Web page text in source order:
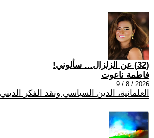
(32) عن الزلزال… سألوني!
فاطمة ناعوت
2026 / 8 / 9
العلمانية، الدين السياسي ونقد الفكر الديني